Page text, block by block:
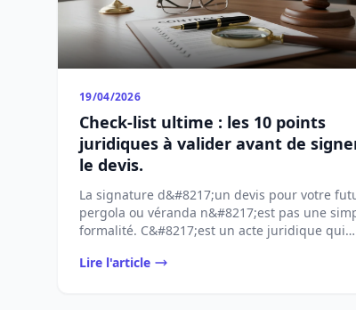
19/04/2026
Check-list ultime : les 10 points
juridiques à valider avant de
le devis.
La signature d&#8217;un devis pour votre
pergola ou véranda n&#8217;est pas une
formalité. C&#8217;est un acte juridique qui
Lire l'article